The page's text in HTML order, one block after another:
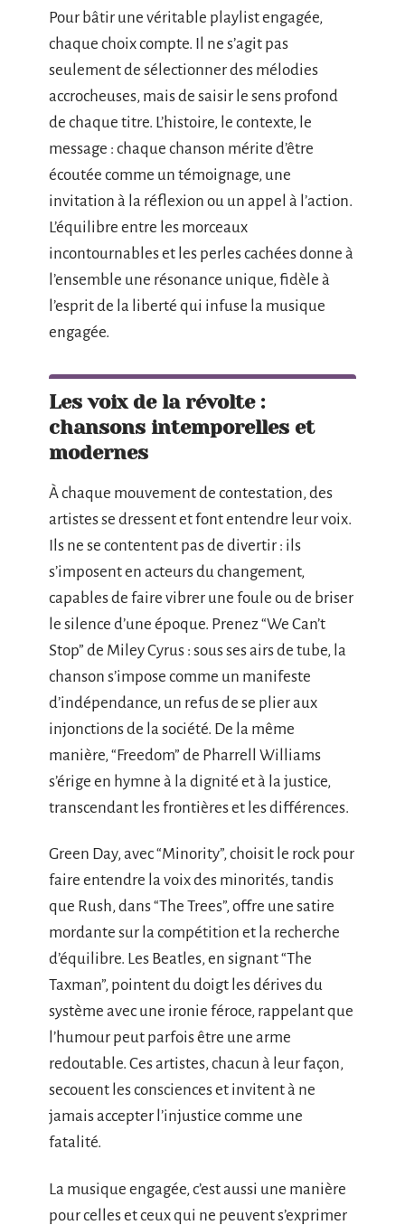
Pour bâtir une véritable playlist engagée,
chaque choix compte. Il ne s’agit pas
seulement de sélectionner des mélodies
accrocheuses, mais de saisir le sens profond
de chaque titre. L’histoire, le contexte, le
message : chaque chanson mérite d’être
écoutée comme un témoignage, une
invitation à la réflexion ou un appel à l’action.
L’équilibre entre les morceaux
incontournables et les perles cachées donne à
l’ensemble une résonance unique, fidèle à
l’esprit de la liberté qui infuse la musique
engagée.
Les voix de la révolte :
chansons intemporelles et
modernes
À chaque mouvement de contestation, des
artistes se dressent et font entendre leur voix.
Ils ne se contentent pas de divertir : ils
s’imposent en acteurs du changement,
capables de faire vibrer une foule ou de briser
le silence d’une époque. Prenez “We Can’t
Stop” de Miley Cyrus : sous ses airs de tube, la
chanson s’impose comme un manifeste
d’indépendance, un refus de se plier aux
injonctions de la société. De la même
manière, “Freedom” de Pharrell Williams
s’érige en hymne à la dignité et à la justice,
transcendant les frontières et les différences.
Green Day, avec “Minority”, choisit le rock pour
faire entendre la voix des minorités, tandis
que Rush, dans “The Trees”, offre une satire
mordante sur la compétition et la recherche
d’équilibre. Les Beatles, en signant “The
Taxman”, pointent du doigt les dérives du
système avec une ironie féroce, rappelant que
l’humour peut parfois être une arme
redoutable. Ces artistes, chacun à leur façon,
secouent les consciences et invitent à ne
jamais accepter l’injustice comme une
fatalité.
La musique engagée, c’est aussi une manière
pour celles et ceux qui ne peuvent s’exprimer